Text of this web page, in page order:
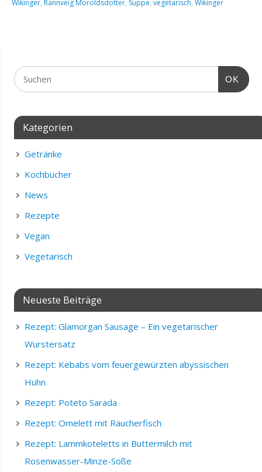
Wikinger, Rannveig Moroldsdotter, Suppe,vegetarisch,Wikinger
OK
Kategorien
Getränke
Kochbücher
News
Rezepte
Vegan
Vegetarisch
Neueste Beiträge
Rezept: Glamorgan Sausage – Ein vegetarischer
Wurstersatz
Rezept: Kebabs vom feuergewürzten abyssischen
Huhn
Rezept: Poteto Sarada
Rezept: Omelett mit Räucherfisch
Rezept: Lammkoteletts in Buttermilch mit
Rosenwasser-Minze-Soße